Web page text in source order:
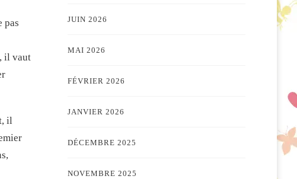
pas
il vaut
il
JUIN 2026
MAI 2026
FÉVRIER 2026
JANVIER 2026
DÉCEMBRE 2025
NOVEMBRE 2025